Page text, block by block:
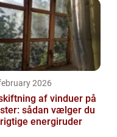
2026
af vinduer på
sådan vælger du
energiruder